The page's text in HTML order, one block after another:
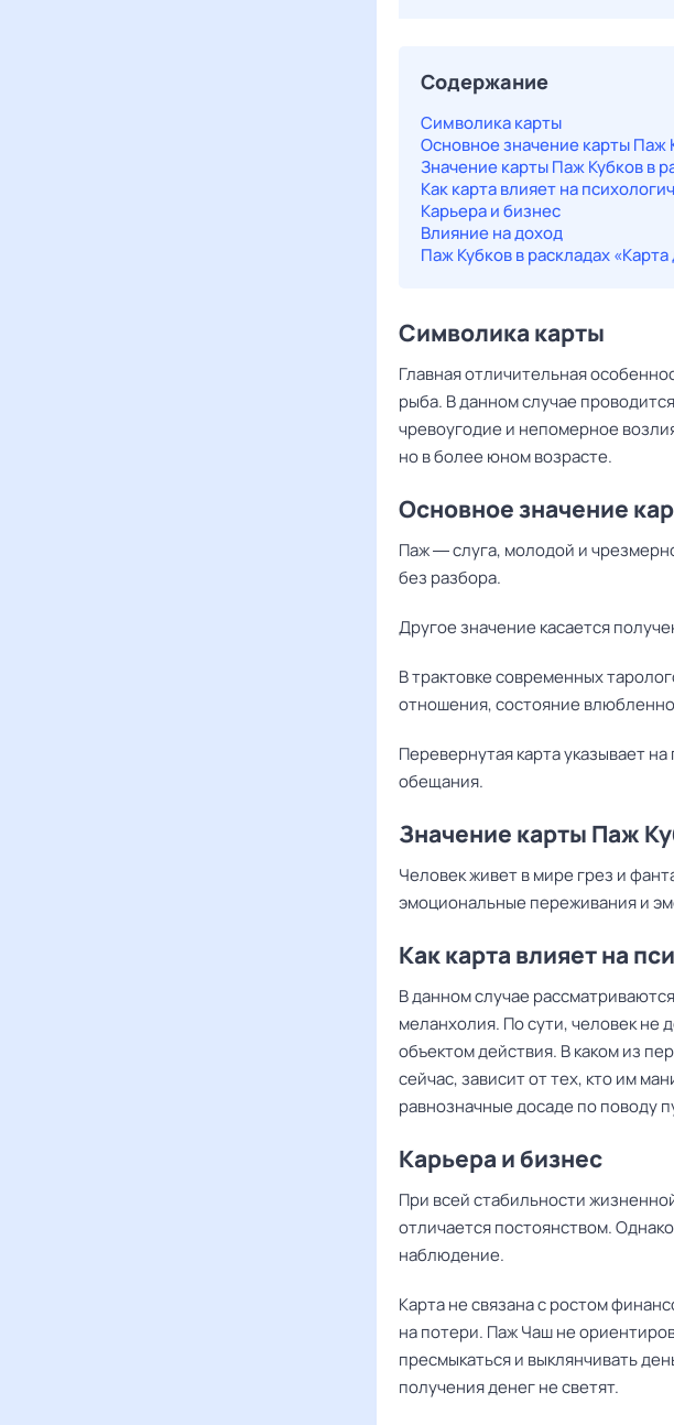
Содержание
Cимволика карты
Основное значение карты Паж
Значение карты Паж Кубков в
Как карта влияет на
Карьера и бизнес
Влияние на доход
Паж Кубков в раскладах «Карта
Cимволика карты
Главная отличительная
рыба. В данном случае
чревоугодие и непомерное
но в более юном возрасте.
Основное значение
Паж ― слуга, молодой и
без разбора.
Другое значение касается
В трактовке современных
отношения, состояние
Перевернутаякарта указывает
обещания.
Значение карты Паж
Человек живет в мире грез и
эмоциональные переживания и
Как карта влияет на
В данном случае
меланхолия. По сути, человек не
объектом действия. В каком из
сейчас, зависит от тех, кто им
равнозначные досаде по поводу
Карьера и бизнес
При всей стабильности
отличается постоянством.
наблюдение.
Карта не связана с ростом
на потери. Паж Чаш не
пресмыкаться и выклянчивать
получения денег не светят.